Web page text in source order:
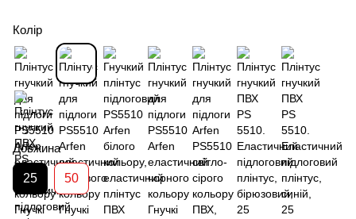
Колір
Довжина
25 50